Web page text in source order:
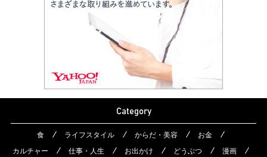
Category
食 ライフスタイル からだ・美容
お金
カルチャー
仕事・人生 お出かけ どうぶつ 漫画